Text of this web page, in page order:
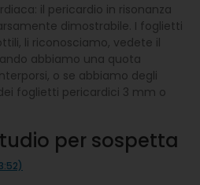
il pericardio in risonanza
dimostrabile. I foglietti
li riconosciamo, vedete il
abbiamo una quota
o se abbiamo degli
foglietti pericardici 3 mm o
per sospetta